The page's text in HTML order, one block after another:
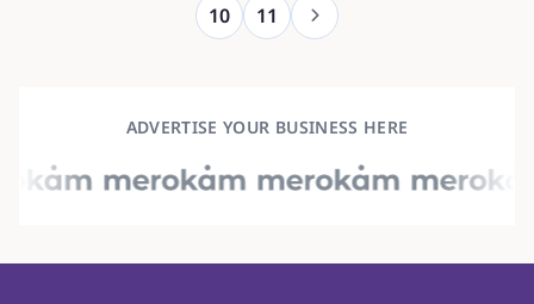
10
11
ADVERTISE YOUR BUSINESS HERE